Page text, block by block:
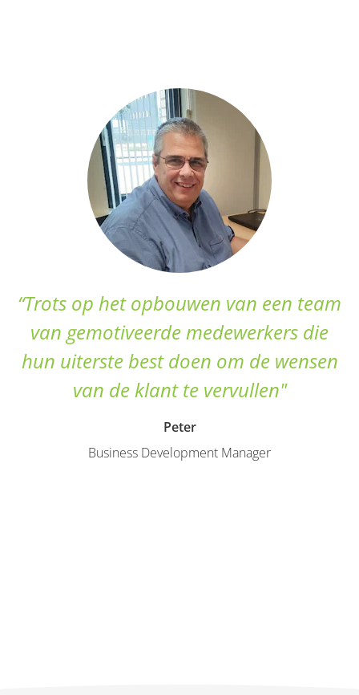
“Trots op het opbouwen van een team
van gemotiveerde medewerkers die
hun uiterste best doen om de wensen
van de klant te vervullen"
Peter
Business Development Manager